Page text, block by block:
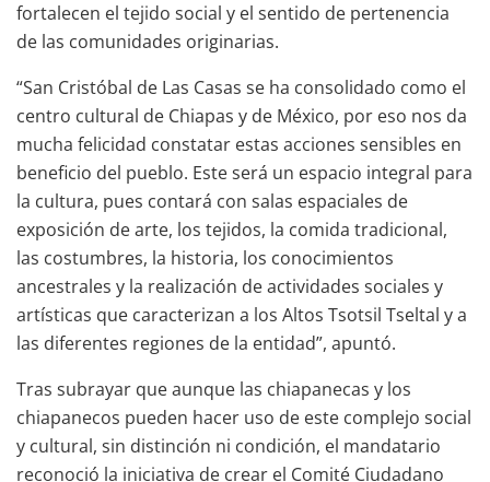
fortalecen el tejido social y el sentido de pertenencia
de las comunidades originarias.
“San Cristóbal de Las Casas se ha consolidado como el
centro cultural de Chiapas y de México, por eso nos da
mucha felicidad constatar estas acciones sensibles en
beneficio del pueblo. Este será un espacio integral para
la cultura, pues contará con salas espaciales de
exposición de arte, los tejidos, la comida tradicional,
las costumbres, la historia, los conocimientos
ancestrales y la realización de actividades sociales y
artísticas que caracterizan a los Altos Tsotsil Tseltal y a
las diferentes regiones de la entidad”, apuntó.
Tras subrayar que aunque las chiapanecas y los
chiapanecos pueden hacer uso de este complejo social
y cultural, sin distinción ni condición, el mandatario
reconoció la iniciativa de crear el Comité Ciudadano